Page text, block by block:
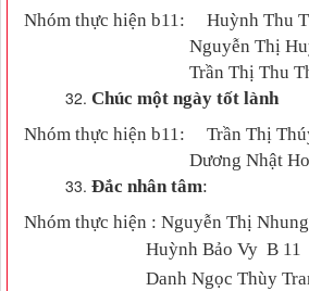
Nhóm thực hiện b11: Huỳnh Thu
Nguyễn Thị
Trần Thị Thu
Chúc một ngày tốt lành
Nhóm thực hiện b11: Trần Thị
Dương Nhật
Đắc nhân tâm:
Nhóm thực hiện : Nguyễn Thị Nhung
Huỳnh Bảo Vy B 11
Danh Ngọc Thùy